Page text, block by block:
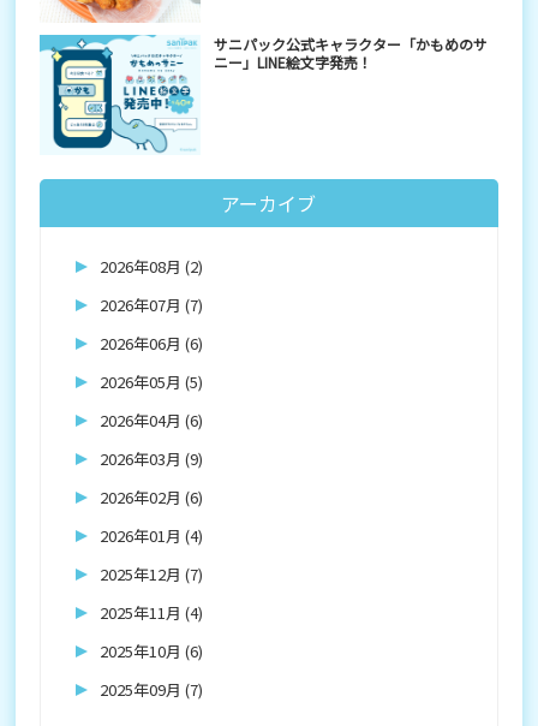
サニパック公式キャラクター「かもめのサ
ニー」LINE絵文字発売！
アーカイブ
2026年08月 (2)
2026年07月 (7)
2026年06月 (6)
2026年05月 (5)
2026年04月 (6)
2026年03月 (9)
2026年02月 (6)
2026年01月 (4)
2025年12月 (7)
2025年11月 (4)
2025年10月 (6)
2025年09月 (7)